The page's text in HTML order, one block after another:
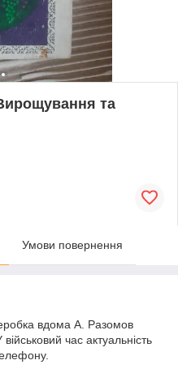
та
Умови повернення
вдома А. Разомов
час актуальність